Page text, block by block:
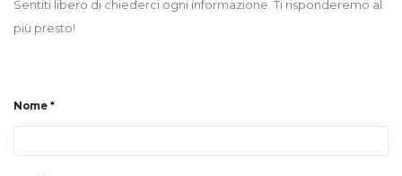
Sentiti libero di chiederci ogni informazione. Ti risponderemo al
più presto!
Nome